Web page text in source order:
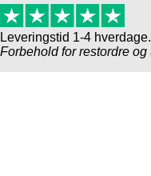
Leveringstid 1-4 hverdage.
Forbehold for restordre og